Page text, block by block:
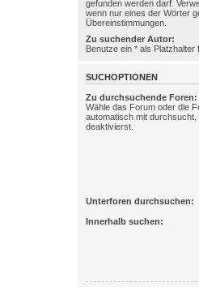
gefunden werden darf.
wenn nur eines der Wörter
Übereinstimmungen.
Zu suchender Autor:
Benutze ein * als Platzhalter
SUCHOPTIONEN
Zu durchsuchende Foren:
Wähle das Forum oder die
automatisch mit
deaktivierst.
Unterforen durchsuchen:
Innerhalb suchen: